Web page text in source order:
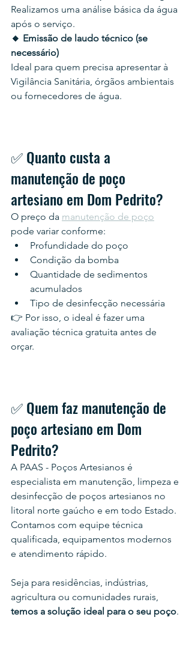
Realizamos uma análise básica da água
após o serviço.
🔸 Emissão de laudo técnico (se
necessário)
Ideal para quem precisa apresentar à
Vigilância Sanitária, órgãos ambientais
ou fornecedores de água.
✅ Quanto custa a
manutenção de poço
artesiano em Dom Pedrito?
O preço da manutenção de poço
pode variar conforme:
Profundidade do poço
Condição da bomba
Quantidade de sedimentos
acumulados
Tipo de desinfecção necessária
👉 Por isso, o ideal é fazer uma
avaliação técnica gratuita antes de
orçar.
✅ Quem faz manutenção de
poço artesiano em Dom
Pedrito?
A PAAS - Poços Artesianos é
especialista em manutenção, limpeza e
desinfecção de poços artesianos no
litoral norte gaúcho e em todo Estado.
Contamos com equipe técnica
qualificada, equipamentos modernos
e atendimento rápido.
Seja para residências, indústrias,
agricultura ou comunidades rurais,
temos a solução ideal para o seu poço.